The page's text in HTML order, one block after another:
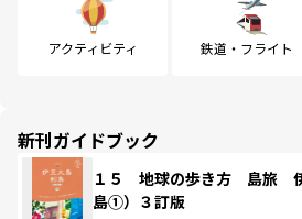
アクティビティ 鉄道・フライト
新刊ガイドブック
１５ 地球の歩き方 島旅
島①）３訂版